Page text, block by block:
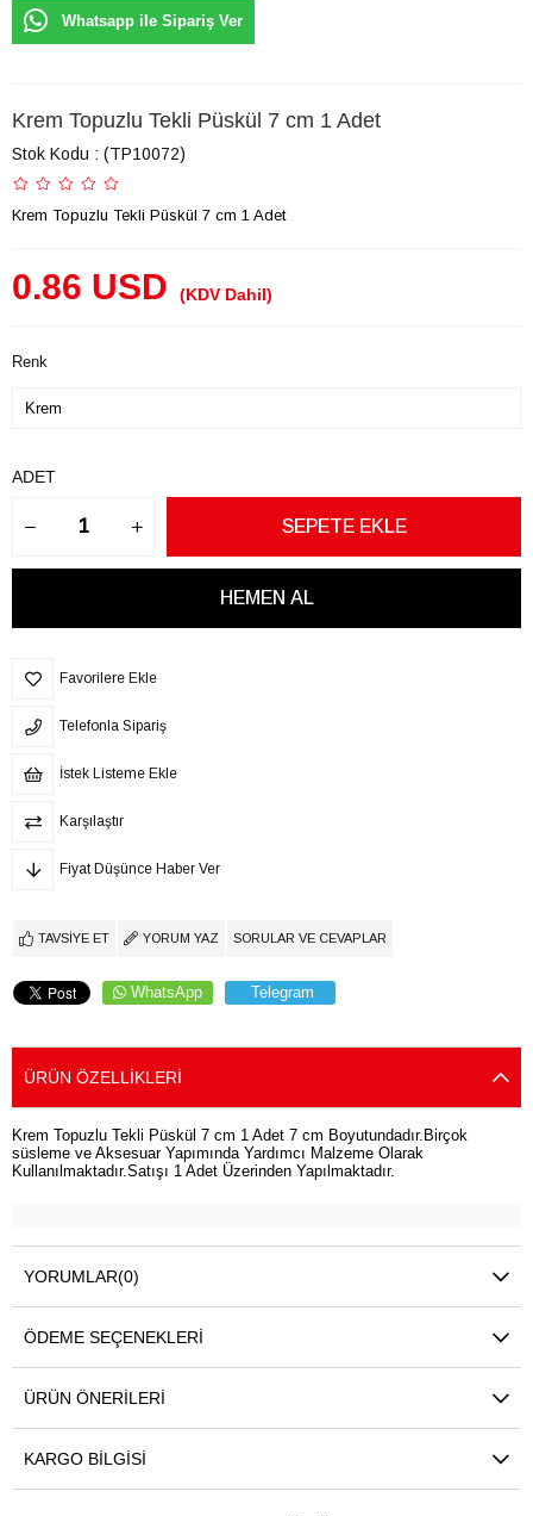
Whatsapp ile Sipariş Ver
Krem Topuzlu Tekli Püskül 7 cm 1 Adet
Stok Kodu (TP10072)
Krem Topuzlu Tekli Püskül 7 cm 1 Adet
0.86 USD (KDV Dahil)
Renk
ADET
Favorilere Ekle
Telefonla Sipariş
İstek Listeme Ekle
Karşılaştır
Fiyat Düşünce Haber Ver
TAVSIYE ET YORUM YAZ SORULAR VE CEVAPLAR
WhatsApp Telegram
ÜRÜN ÖZELLIKLERI
Krem Topuzlu Tekli Püskül 7 cm 1 Adet 7 cm Boyutundadır.Birçok
süsleme ve Aksesuar Yapımında Yardımcı Malzeme Olarak
Kullanılmaktadır.Satışı 1 Adet Üzerinden Yapılmaktadır.
YORUMLAR(0)
ÖDEME SEÇENEKLERI
ÜRÜN ÖNERILERI
KARGO BILGISI